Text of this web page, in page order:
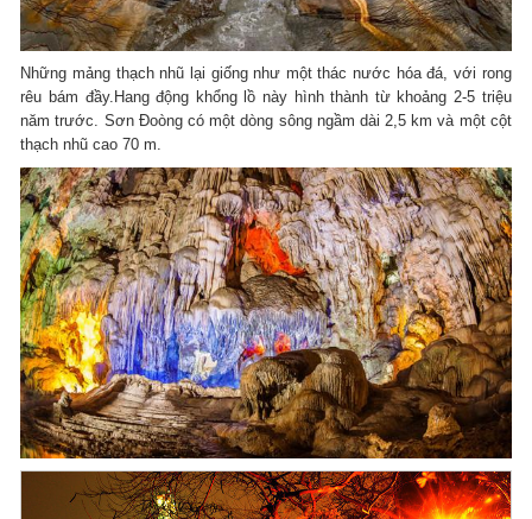
Những mảng thạch nhũ lại giống như một thác nước hóa đá, với rong
rêu bám đầy.Hang động khổng lồ này hình thành từ khoảng 2-5 triệu
năm trước. Sơn Đoòng có một dòng sông ngầm dài 2,5 km và một cột
thạch nhũ cao 70 m.